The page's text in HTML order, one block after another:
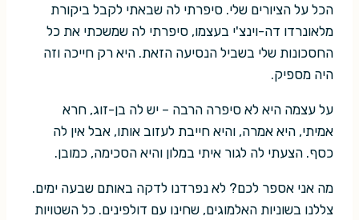
הכל על הציורים שלי. סיפרתי לה שבאתי לקבל ביקורת
מלאונרדו דה-וינצ'י בעצמו, סיפרתי לה שמשכתי את כל
החסכונות שלי בשביל הנסיעה הזאת. היא רק חייכה וזה
היה מספיק.
על עצמה היא לא סיפרה הרבה – יש לה בן-זוג, חרא
אמיתי, היא אמרה, והיא חייבת לעזוב אותו, אבל אין לה
כסף. הצעתי לה לגור איתי במלון והיא הסכימה, כמובן.
מה אני אספר לכם? לא נפרדנו לדקה באותם שבעה ימים.
צללנו בשוניות האלמוגים, שחינו עם דולפינים. כל השטויות